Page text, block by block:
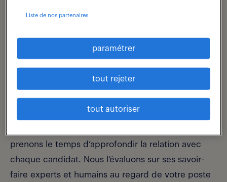
métiers,
passionnément.
Nos équipes Randstad professional allient une
expertise sectorielle de pointe à un regard RH
prenons le temps d’approfondir la relation avec
chaque candidat. Nous l’évaluons sur ses savoir-
faire experts et humains au regard de votre poste
Liste de nos partenaires
paramétrer
tout rejeter
tout autoriser